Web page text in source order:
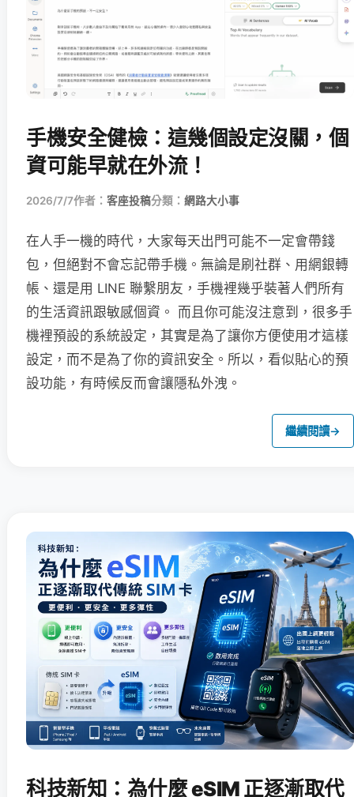
手機安全健檢：這幾個設定沒關，個
資可能早就在外流！
2026/7/7作者： 客座投稿分類： 網路大小事
在人手一機的時代，大家每天出門可能不一定會帶錢
包，但絕對不會忘記帶手機。無論是刷社群、用網銀轉
帳、還是用 LINE 聯繫朋友，手機裡幾乎裝著人們所有
的生活資訊跟敏感個資。 而且你可能沒注意到，很多手
機裡預設的系統設定，其實是為了讓你方便使用才這樣
設定，而不是為了你的資訊安全。所以，看似貼心的預
設功能，有時候反而會讓隱私外洩。
繼續閱讀→
科技新知：為什麼 eSIM 正逐漸取代